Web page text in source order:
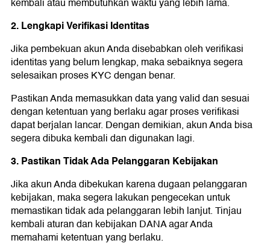
2. Lengkapi Verifikasi Identitas
Jika pembekuan akun Anda disebabkan oleh verifikasi
identitas yang belum lengkap, maka sebaiknya segera
selesaikan proses KYC dengan benar.
Pastikan Anda memasukkan data yang valid dan sesuai
dengan ketentuan yang berlaku agar proses verifikasi
dapat berjalan lancar. Dengan demikian, akun Anda bisa
segera dibuka kembali dan digunakan lagi.
3. Pastikan Tidak Ada Pelanggaran Kebijakan
Jika akun Anda dibekukan karena dugaan pelanggaran
kebijakan, maka segera lakukan pengecekan untuk
memastikan tidak ada pelanggaran lebih lanjut. Tinjau
kembali aturan dan kebijakan DANA agar Anda
memahami ketentuan yang berlaku.